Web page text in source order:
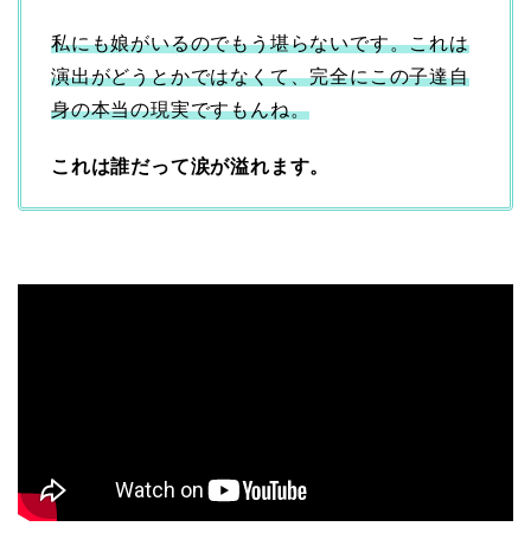
私にも娘がいるのでもう堪らないです。これは
演出がどうとかではなくて、完全にこの子達自
身の本当の現実ですもんね。
これは誰だって涙が溢れます。